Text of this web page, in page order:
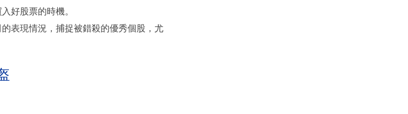
好股票的時機。
表現情況，捕捉被錯殺的優秀個股，尤